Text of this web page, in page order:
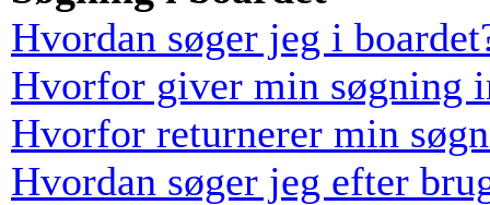
Hvordan søger jeg i
Hvorfor giver min søgning
Hvorfor returnerer min
Hvordan søger jeg efter